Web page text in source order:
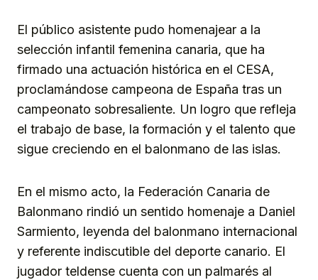
El público asistente pudo homenajear a la
selección infantil femenina canaria, que ha
firmado una actuación histórica en el CESA,
proclamándose campeona de España tras un
campeonato sobresaliente. Un logro que refleja
el trabajo de base, la formación y el talento que
sigue creciendo en el balonmano de las islas.
En el mismo acto, la Federación Canaria de
Balonmano rindió un sentido homenaje a Daniel
Sarmiento, leyenda del balonmano internacional
y referente indiscutible del deporte canario. El
jugador teldense cuenta con un palmarés al